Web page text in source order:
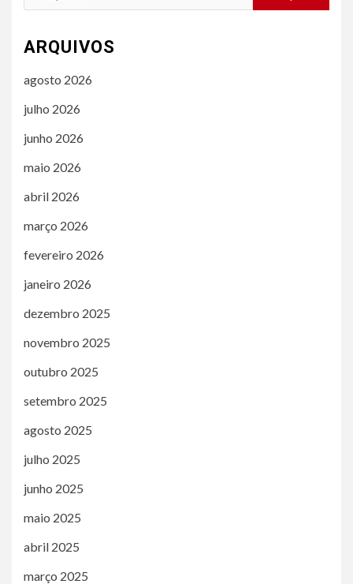
por:
ARQUIVOS
agosto 2026
julho 2026
junho 2026
maio 2026
abril 2026
março 2026
fevereiro 2026
janeiro 2026
dezembro 2025
novembro 2025
outubro 2025
setembro 2025
agosto 2025
julho 2025
junho 2025
maio 2025
abril 2025
março 2025